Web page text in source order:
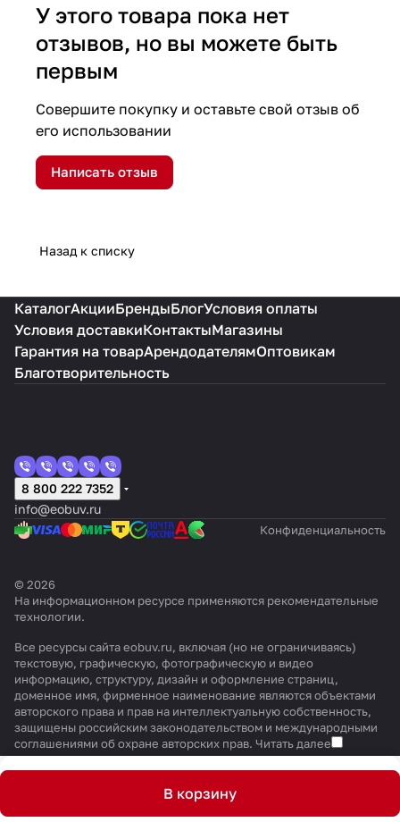
У этого товара пока нет
отзывов, но вы можете быть
первым
Совершите покупку и оставьте свой отзыв об
его использовании
Написать отзыв
Назад к списку
В корзину
КаталогАкцииБрендыБлогУсловия оплаты
Условия доставкиКонтактыМагазины
Гарантия на товарАрендодателямОптовикам
Благотворительность
8 800 222 7352
info@eobuv.ru
Конфиденциальность
© 2026
На информационном ресурсе применяются рекомендательные
технологии.
Все ресурсы сайта eobuv.ru, включая (но не ограничиваясь)
текстовую, графическую, фотографическую и видео
информацию, структуру, дизайн и оформление страниц,
доменное имя, фирменное наименование являются объектами
авторского права и прав на интеллектуальную собственность,
защищены российским законодательством и международными
соглашениями об охране авторских прав. Читать далее